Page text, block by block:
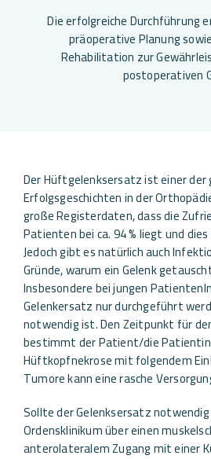
Die erfolgreiche Durchführung
präoperative Planung
Rehabilitation zur
postoperativen
Der Hüftgelenksersatz ist einer
Erfolgsgeschichten in der
große Registerdaten, dass die
Patienten bei ca. 94 % liegt und
Jedoch gibt es natürlich auch
Gründe, warum ein Gelenk
Insbesondere bei jungen
Gelenkersatz nur durchgeführt
notwendig ist. Den Zeitpunkt für
bestimmt der Patient/die
Hüftkopfnekrose mit folgendem
Tumore kann eine rasche
Sollte der Gelenksersatz
Ordensklinikum über einen
anterolateralem Zugang mit einer